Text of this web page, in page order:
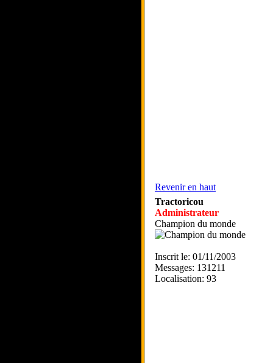
Revenir en haut
Tractoricou
Administrateur
Champion du monde
Inscrit le: 01/11/2003
Messages: 131211
Localisation: 93